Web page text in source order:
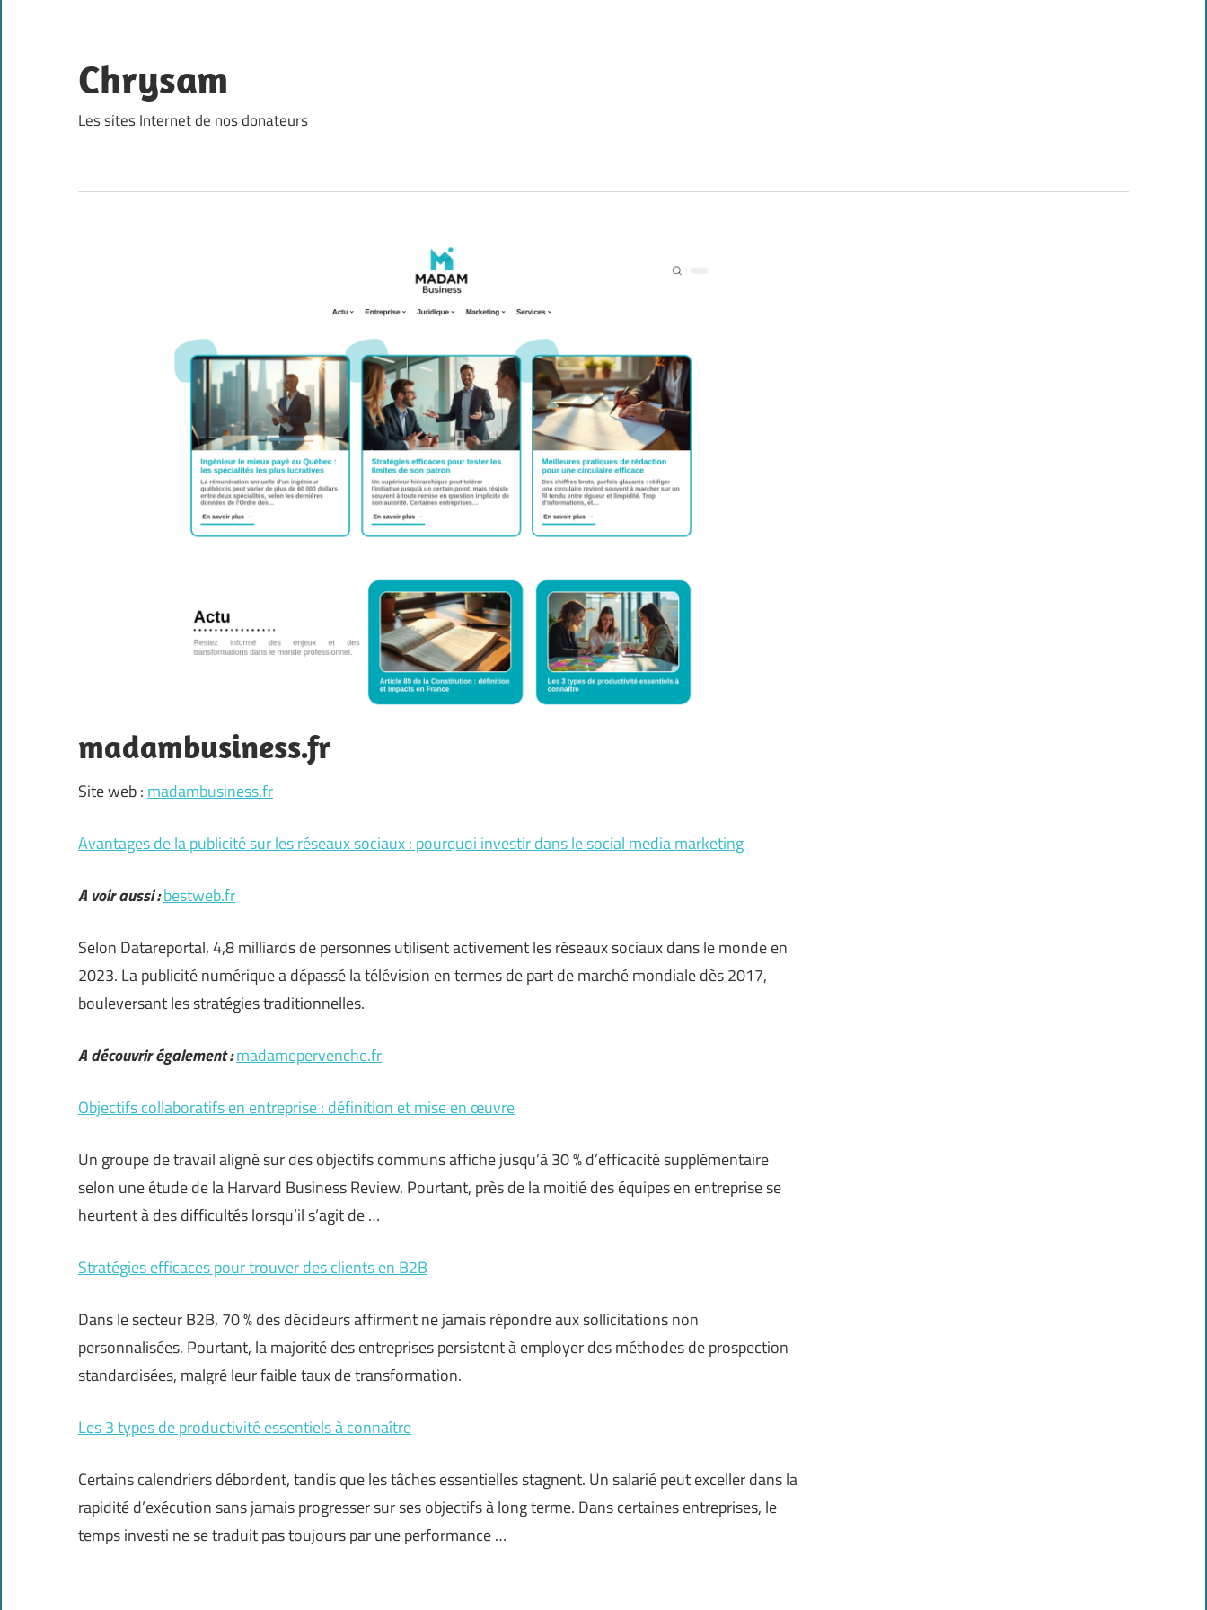
content
Chrysam
Les sites Internet de nos donateurs
madambusiness.fr
Site web : madambusiness.fr
Avantages de la publicité sur les réseaux sociaux : pourquoi investir dans le social media marketing
A voir aussi :bestweb.fr
Selon Datareportal, 4,8 milliards de personnes utilisent activement les réseaux sociaux dans le monde en
2023. La publicité numérique a dépassé la télévision en termes de part de marché mondiale dès 2017,
bouleversant les stratégies traditionnelles.
A découvrir également :madamepervenche.fr
Objectifs collaboratifs en entreprise : définition et mise en œuvre
Un groupe de travail aligné sur des objectifs communs affiche jusqu’à 30 % d’efficacité supplémentaire
selon une étude de la Harvard Business Review. Pourtant, près de la moitié des équipes en entreprise se
heurtent à des difficultés lorsqu’il s’agit de …
Stratégies efficaces pour trouver des clients en B2B
Dans le secteur B2B, 70 % des décideurs affirment ne jamais répondre aux sollicitations non
personnalisées. Pourtant, la majorité des entreprises persistent à employer des méthodes de prospection
standardisées, malgré leur faible taux de transformation.
Les 3 types de productivité essentiels à connaître
Certains calendriers débordent, tandis que les tâches essentielles stagnent. Un salarié peut exceller dans la
rapidité d’exécution sans jamais progresser sur ses objectifs à long terme. Dans certaines entreprises, le
temps investi ne se traduit pas toujours par une performance …